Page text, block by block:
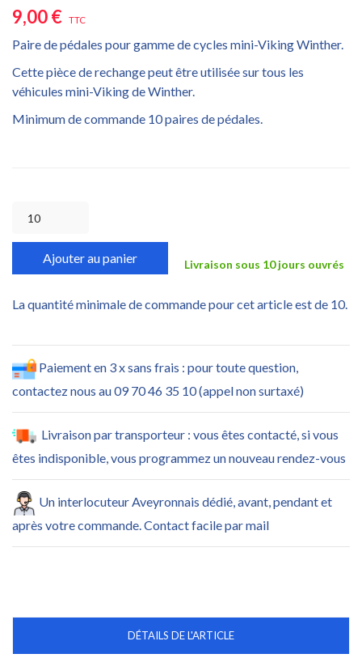
9,00 € TTC
Paire de pédales pour gamme de cycles mini-Viking Winther.
Cette pièce de rechange peut être utilisée sur tous les
véhicules mini-Viking de Winther.
Minimum de commande 10 paires de pédales.
Ajouter au panier Livraison sous 10 jours ouvrés
La quantité minimale de commande pour cet article est de 10.
Paiement en 3 x sans frais : pour toute question,
contactez nous au 09 70 46 35 10 (appel non surtaxé)
Livraison par transporteur : vous êtes contacté, si vous
êtes indisponible, vous programmez un nouveau rendez-vous
Un interlocuteur Aveyronnais dédié, avant, pendant et
après votre commande. Contact facile par mail
DÉTAILS DE L'ARTICLE